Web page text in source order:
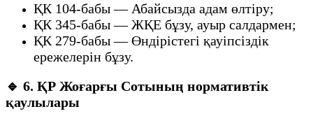
ҚК 104-бабы — Абайсызда адам өлтіру;
ҚК 345-бабы — ЖҚЕ бұзу, ауыр салдармен;
ҚК 279-бабы — Өндірістегі қауіпсіздік
ережелерін бұзу.
🔹 6. ҚР Жоғарғы Сотының нормативтік
қаулылары